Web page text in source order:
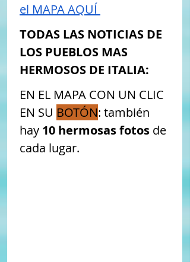
el MAPA AQUÍ
TODAS LAS NOTICIAS DE
LOS PUEBLOS MAS
HERMOSOS DE ITALIA:
​EN EL MAPA CON UN CLIC
EN SU BOTÓN: ​también
hay 10 hermosas fotos de
cada lugar.